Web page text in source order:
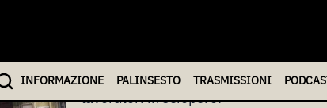
INFORMAZIONE PALINSESTO TRASMISSIONI
Gli studenti che arrivano con le
lavoratori in sciopero.